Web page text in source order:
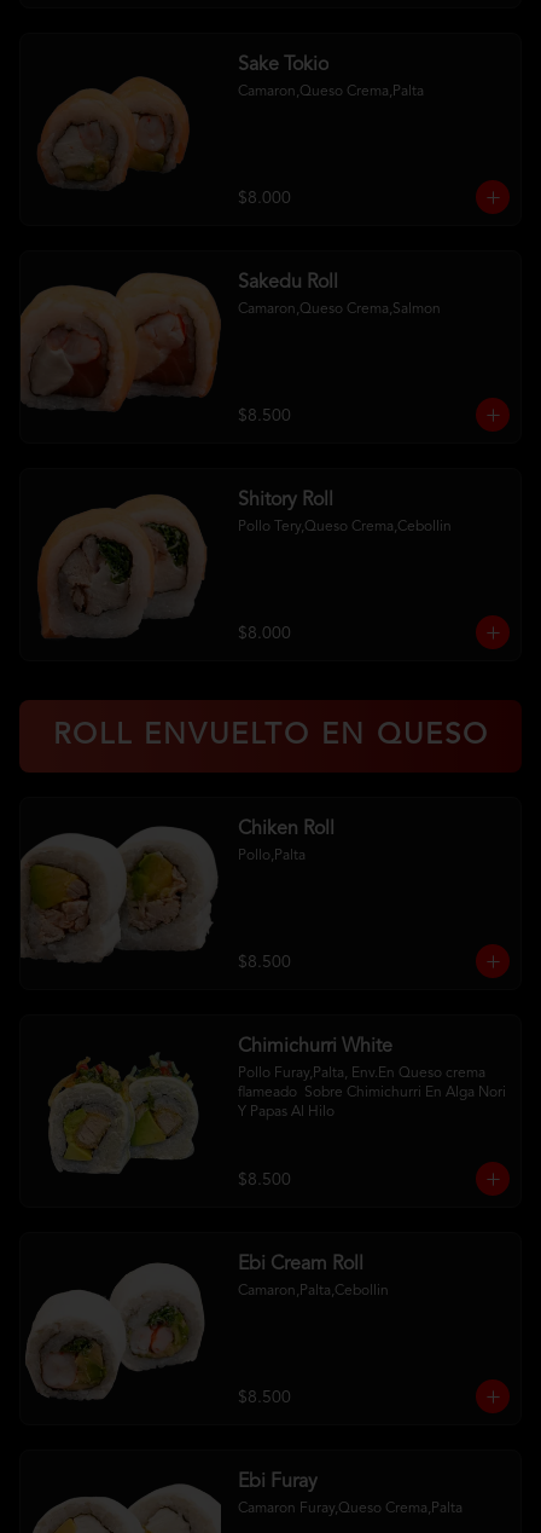
Sake Tokio
Camaron,Queso Crema,Palta
$8.000
Sakedu Roll
Camaron,Queso Crema,Salmon
$8.500
Shitory Roll
Pollo Tery,Queso Crema,Cebollin
$8.000
ROLL ENVUELTO EN QUESO
Chiken Roll
Pollo,Palta
$8.500
Chimichurri White
Pollo Furay,Palta, Env.En Queso crema
flameado  Sobre Chimichurri En Alga Nori
Y Papas Al Hilo
$8.500
Ebi Cream Roll
Camaron,Palta,Cebollin
$8.500
Ebi Furay
Camaron Furay,Queso Crema,Palta